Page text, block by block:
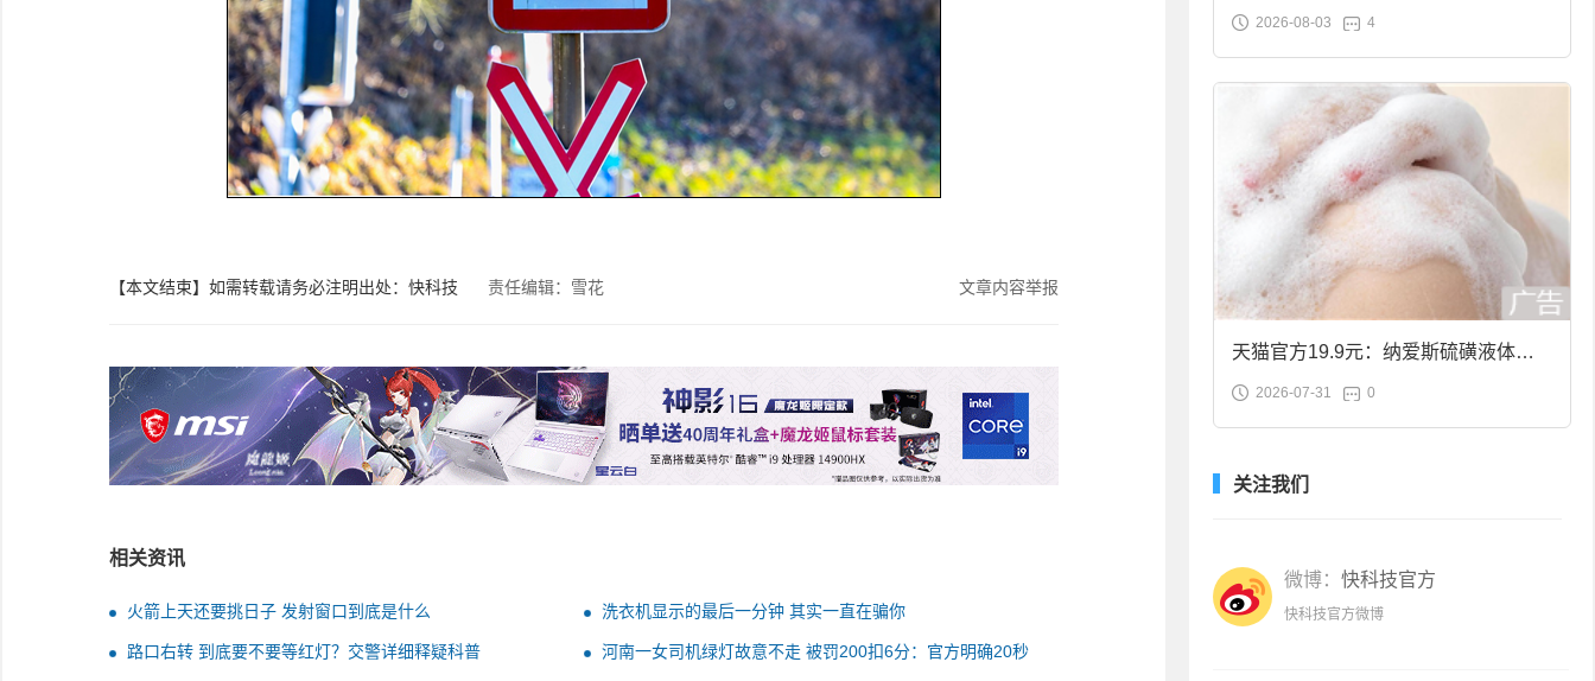
【本文结束】如需转载请务必注明出处：快科技 责任编辑：雪花 文章内容举报
相关资讯
火箭上天还要挑日子 发射窗口到底是什么 洗衣机显示的最后一分钟 其实一直在骗你
路口右转 到底要不要等红灯？交警详细释疑科普
河南一女司机绿灯故意不走 被罚200扣6分：官方明确20秒
合金筷子大促：19.9元
2026-08-03 4
天猫官方19.9元：纳爱斯硫磺液体香
皂2斤大促
2026-07-31 0
关注我们
微博： 快科技官方
快科技官方微博